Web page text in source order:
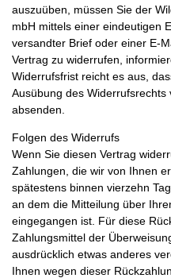
auszuüben, müssen Sie der
mbH mittels einer eindeutigen
versandter Brief oder einer E-
Vertrag zu widerrufen,
Widerrufsfrist reicht es aus,
Ausübung des
absenden.
Folgen des Widerrufs
Wenn Sie diesen Vertrag
Zahlungen, die wir von Ihnen
spätestens binnen vierzehn
an dem die Mitteilung über
eingegangen ist. Für diese
Zahlungsmittel der
ausdrücklich etwas anderes
Ihnen wegen dieser